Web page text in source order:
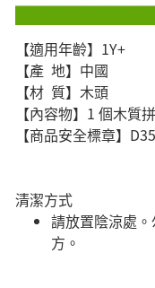
【適用年齡】1Y+
【產 地】中國
【材 質】木頭
【內容物】1 個木質
【商品安全標章】
清潔方式
請放置陰涼處
方。